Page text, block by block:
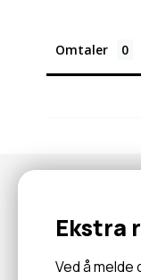
Omtaler
Abonner for å
Ekstra
Ved å